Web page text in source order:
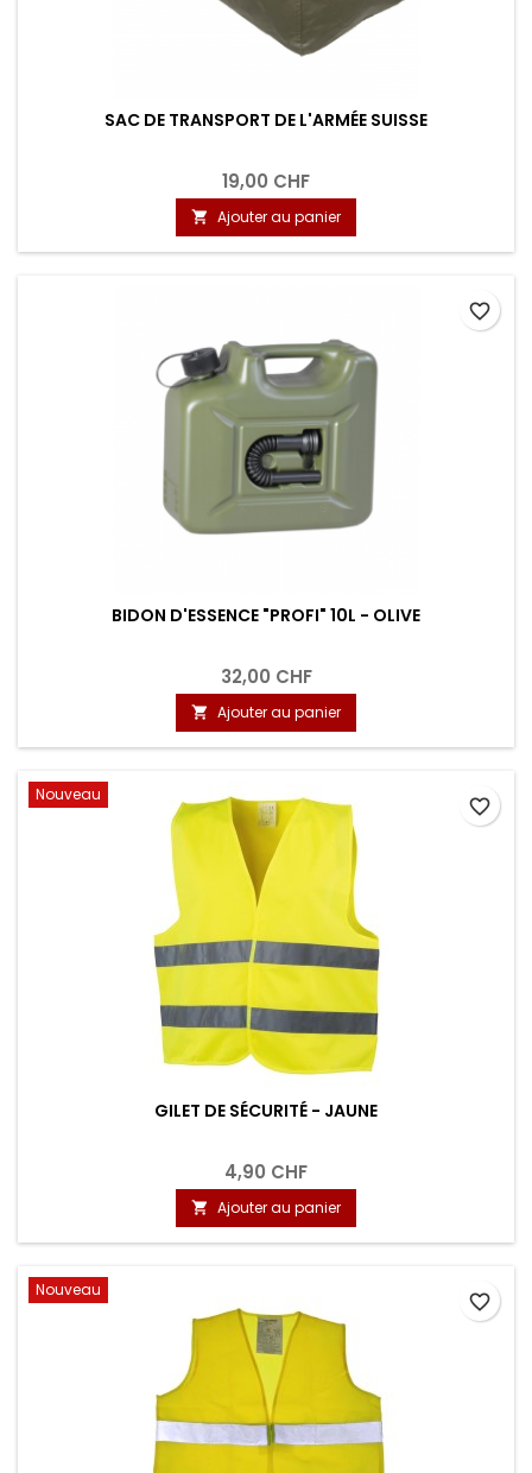
SAC DE TRANSPORT DE L'ARMÉE SUISSE
19,00 CHF
 Ajouter au panier
BIDON D'ESSENCE "PROFI" 10L - OLIVE
32,00 CHF
 Ajouter au panier
favorite_border
Nouveau
GILET DE SÉCURITÉ - JAUNE
4,90 CHF
 Ajouter au panier
favorite_border
Nouveau
favorite_border